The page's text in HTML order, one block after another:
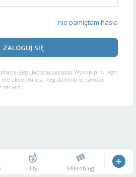
nie pamiętam hasła
ZALOGUJ SIĘ
Regulaminu serwisu Wykop.pl w jego
akceptujesz Regulaminu w całości,
serwisu.
Hity Mikroblog